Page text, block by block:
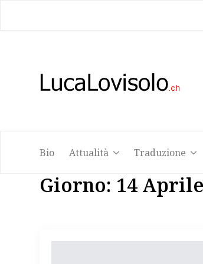
Bio Attualità Traduzione
Giorno: 14